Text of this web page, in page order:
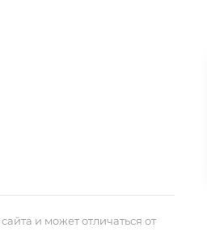
и может отличаться от